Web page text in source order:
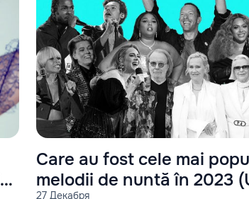
27 Декабря
Care au fost cele mai
melodii de nuntă în 2023